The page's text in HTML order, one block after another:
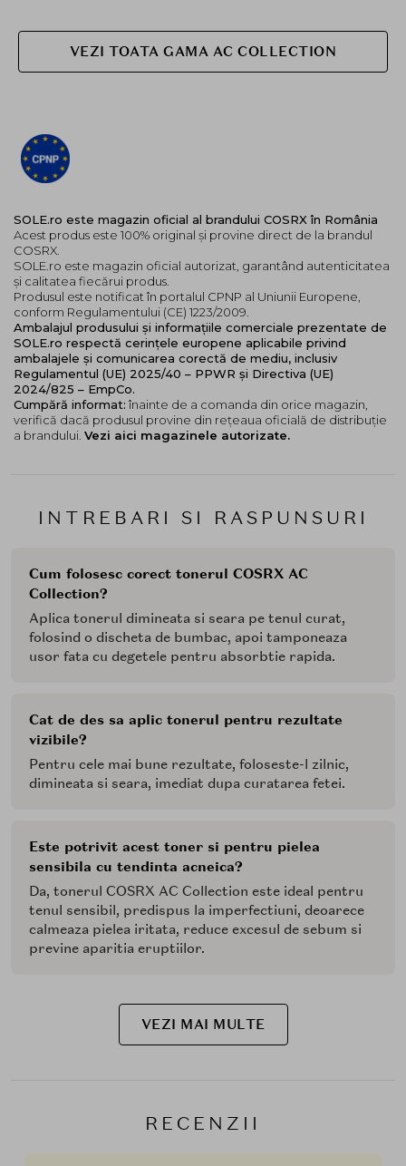
INTREBARI SI RASPUNSURI
Cum folosesc corect tonerul COSRX AC
Collection?
Aplica tonerul dimineata si seara pe tenul curat,
folosind o discheta de bumbac, apoi tamponeaza
usor fata cu degetele pentru absorbtie rapida.
Cat de des sa aplic tonerul pentru rezultate
vizibile?
Pentru cele mai bune rezultate, foloseste-l zilnic,
dimineata si seara, imediat dupa curatarea fetei.
Este potrivit acest toner si pentru pielea
sensibila cu tendinta acneica?
Da, tonerul COSRX AC Collection este ideal pentru
tenul sensibil, predispus la imperfectiuni, deoarece
calmeaza pielea iritata, reduce excesul de sebum si
previne aparitia eruptiilor.
VEZI MAI MULTE
VEZI TOATA GAMA AC COLLECTION
SOLE.ro este magazin oficial al brandului COSRX în România
Acest produs este 100% original și provine direct de la brandul
COSRX.
SOLE.ro este magazin oficial autorizat, garantând autenticitatea
și calitatea fiecărui produs.
Produsul este notificat în portalul CPNP al Uniunii Europene,
conform Regulamentului (CE) 1223/2009.
Ambalajul produsului și informațiile comerciale prezentate de
SOLE.ro respectă cerințele europene aplicabile privind
ambalajele și comunicarea corectă de mediu, inclusiv
Regulamentul (UE) 2025/40 – PPWR și Directiva (UE)
2024/825 – EmpCo.
Cumpără informat: înainte de a comanda din orice magazin,
verifică dacă produsul provine din rețeaua oficială de distribuție
a brandului. Vezi aici magazinele autorizate.
RECENZII